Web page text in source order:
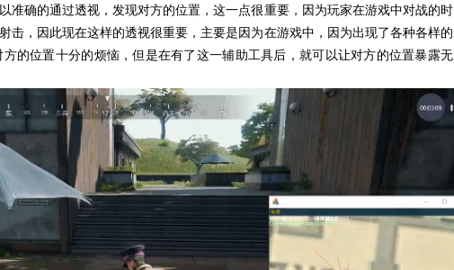
准确的通过透视，发现对方的位置，这一点很重要，因为玩家在游戏中对战的时
击，因此现在这样的透视很重要，主要是因为在游戏中，因为出现了各种各样的
的位置十分的烦恼，但是在有了这一辅助工具后，就可以让对方的位置暴露无